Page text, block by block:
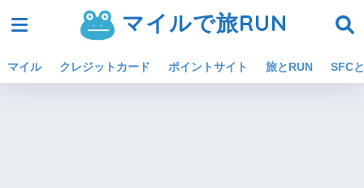
マイルで旅RUN
マイル クレジットカード ポイントサイト 旅とRUN SFC